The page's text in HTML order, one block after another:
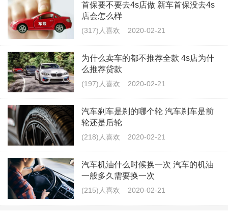
首保要不要去4s店做 新车首保没去4s
店会怎么样
(317)人喜欢 2020-02-21
为什么卖车的都不推荐全款 4s店为什
么推荐贷款
(197)人喜欢 2020-02-21
汽车刹车是刹的哪个轮 汽车刹车是前
轮还是后轮
(218)人喜欢 2020-02-21
汽车机油什么时候换一次 汽车的机油
一般多久需要换一次
(215)人喜欢 2020-02-21